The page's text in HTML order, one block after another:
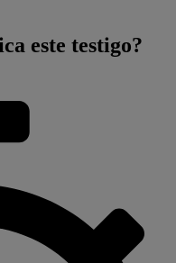
este testigo?